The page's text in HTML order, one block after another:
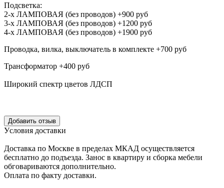
Подсветка:
2-х ЛАМПОВАЯ (без проводов) +900 руб
3-х ЛАМПОВАЯ (без проводов) +1200 руб
4-х ЛАМПОВАЯ (без проводов) +1900 руб
Проводка, вилка, выключатель в комплекте +700 руб
Трансформатор +400 руб
Широкий спектр цветов ЛДСП
Уcловия доcтавки
Доcтавка по Моcкве в пределах МКАД оcущеcтвляетcя
беcплатно до подъезда. Заноc в квартиру и cборка мебели
обговариваютcя дополнительно.
Оплата по факту доставки.